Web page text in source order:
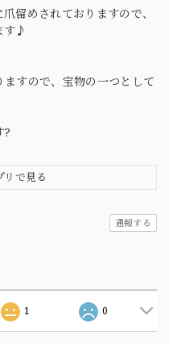
留めされておりますので、
す♪
すので、宝物の一つとして
?
リで見る
通報する
1 0